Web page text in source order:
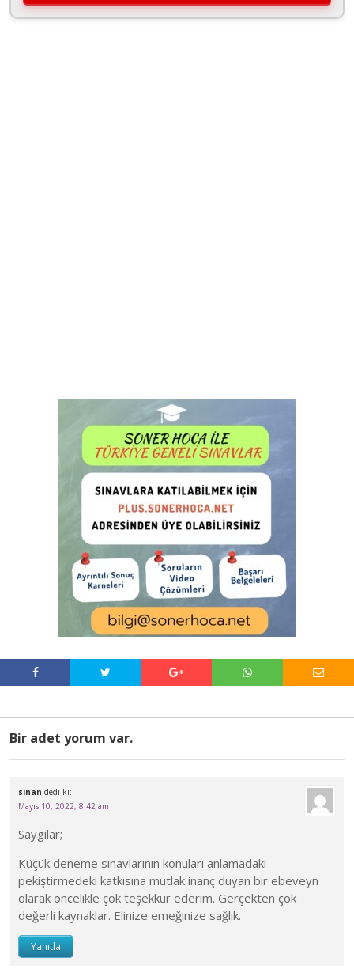
Bir adet yorum var.
sinan dedi ki:
Mayıs 10, 2022, 8:42 am
Saygılar;
Küçük deneme sınavlarının konuları anlamadaki
pekiştirmedeki katkısına mutlak inanç duyan bir ebeveyn
olarak öncelikle çok teşekkür ederim. Gerçekten çok
değerli kaynaklar. Elinize emeğinize sağlık.
Yanıtla